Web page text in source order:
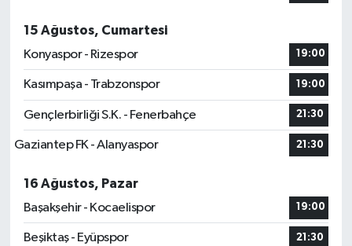
15 Ağustos, Cumartesi
Konyaspor - Rizespor
19:00
Kasımpaşa - Trabzonspor 19:00
Gençlerbirliği S.K. - Fenerbahçe 21:30
Gaziantep FK - Alanyaspor 21:30
16 Ağustos, Pazar
Başakşehir - Kocaelispor
19:00
Beşiktaş - Eyüpspor 21:30